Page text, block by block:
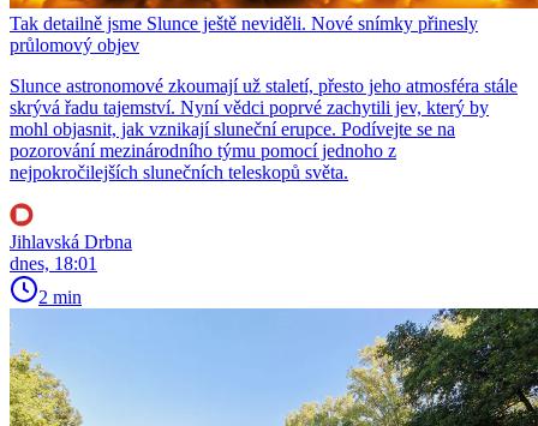
Tak detailně jsme Slunce ještě neviděli. Nové snímky přinesly
průlomový objev
Slunce astronomové zkoumají už staletí, přesto jeho atmosféra stále
skrývá řadu tajemství. Nyní vědci poprvé zachytili jev, který by
mohl objasnit, jak vznikají sluneční erupce. Podívejte se na
pozorování mezinárodního týmu pomocí jednoho z
nejpokročilejších slunečních teleskopů světa.
Jihlavská Drbna
dnes, 18:01
2 min